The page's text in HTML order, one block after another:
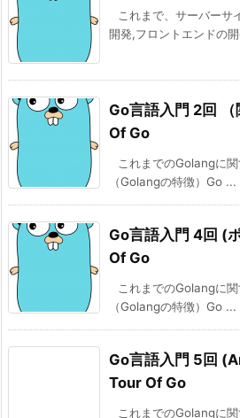
これまで、サーバーサ
開発,フロントエンドの
Go言語入門 2回
Of Go
これまでのGolangに
（Golangの特徴）Go ...
Go言語入門 4回 (
Of Go
これまでのGolangに
（Golangの特徴）Go ...
Go言語入門 5回
Tour Of Go
これまでのGolangに